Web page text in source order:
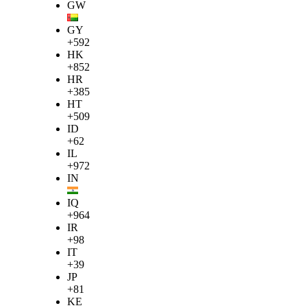
GW
GY
+592
HK
+852
HR
+385
HT
+509
ID
+62
IL
+972
IN
IQ
+964
IR
+98
IT
+39
JP
+81
KE